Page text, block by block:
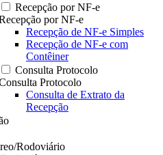
Recepção por NF-e
por NF-e
Recepção de NF-e Simples
Recepção de NF-e com
Contêiner
Consulta Protocolo
Protocolo
Consulta de Extrato da
Recepção
Rodoviário